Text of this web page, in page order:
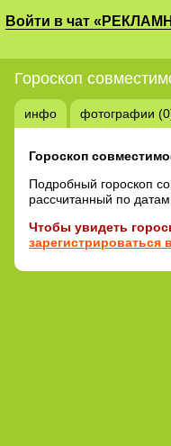
Войти в чат
Гороскоп
инфо фотографии
Гороскоп
Подробный гороскоп
рассчитанный по
Чтобы увидеть
зарегистрироваться